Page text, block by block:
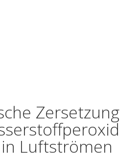
Zersetzung
Luftströmen